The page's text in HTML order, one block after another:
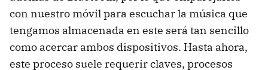
con nuestro móvil para escuchar la música que
tengamos almacenada en este será tan sencillo
como acercar ambos dispositivos. Hasta ahora,
este proceso suele requerir claves, procesos